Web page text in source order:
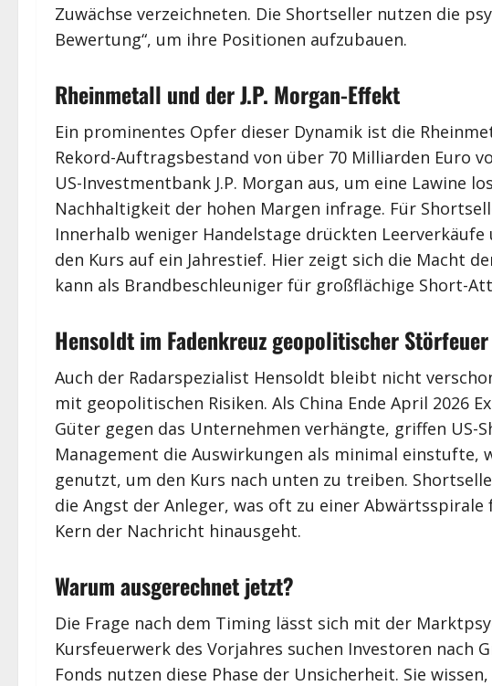
Zuwächse verzeichneten. Die Shortseller nutzen die
Bewertung“, um ihre Positionen aufzubauen.
Rheinmetall und der J.P. Morgan-Effekt
Ein prominentes Opfer dieser Dynamik ist die
Rekord-Auftragsbestand von über 70 Milliarden Euro
US-Investmentbank J.P. Morgan aus, um eine Lawine
Nachhaltigkeit der hohen Margen infrage. Für
Innerhalb weniger Handelstage drückten
den Kurs auf ein Jahrestief. Hier zeigt sich die Macht
kann als Brandbeschleuniger für großflächige Short-
Hensoldt im Fadenkreuz geopolitischer Störfeuer
Auch der Radarspezialist Hensoldt bleibt nicht
mit geopolitischen Risiken. Als China Ende April 2026
Güter gegen das Unternehmen verhängte, griffen US-
Management die Auswirkungen als minimal einstufte,
genutzt, um den Kurs nach unten zu treiben.
die Angst der Anleger, was oft zu einer
Kern der Nachricht hinausgeht.
Warum ausgerechnet jetzt?
Die Frage nach dem Timing lässt sich mit der
Kursfeuerwerk des Vorjahres suchen Investoren nach
Fonds nutzen diese Phase der Unsicherheit. Sie